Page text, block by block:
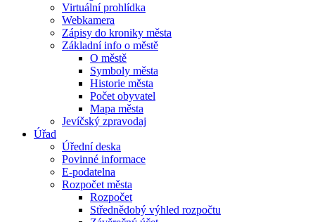
Virtuální prohlídka
Webkamera
Zápisy do kroniky města
Základní info o městě
O městě
Symboly města
Historie města
Počet obyvatel
Mapa města
Jevíčský zpravodaj
Úřad
Úřední deska
Povinné informace
E-podatelna
Rozpočet města
Rozpočet
Střednědobý výhled rozpočtu